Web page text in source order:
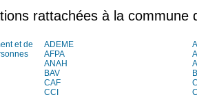
rattachées à la commune
et de
ADEME
AFPA
ANAH
BAV
CAF
CCI